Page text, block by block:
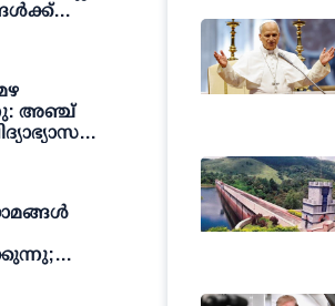
അഞ്ച്